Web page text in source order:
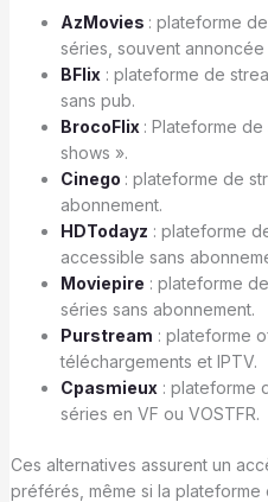
AzMovies : plateforme
séries, souvent annoncée
BFlix : plateforme de
sans pub.
BrocoFlix : Plateforme
shows ».
Cinego : plateforme de
abonnement.
HDTodayz : plateforme
accessible sans
Moviepire : plateforme
séries sans abonnement.
Purstream : plateforme
téléchargements et IPTV.
Cpasmieux : plateforme
séries en VF ou VOSTFR.
Ces alternatives assurent un
préférés, même si la